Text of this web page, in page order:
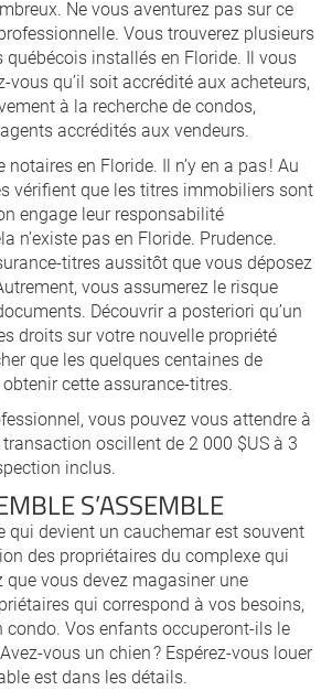
Ne vous aventurez pas sur ce
Vous trouverez plusieurs
installés en Floride. Il vous
vous qu’il soit accrédité aux acheteurs,
à la recherche de condos,
accrédités aux vendeurs.
notaires en Floride. Il n’y en a pas ! Au
vérifient que les titres immobiliers sont
engage leur responsabilité
n’existe pas en Floride. Prudence.
titres aussitôt que vous déposez
vous assumerez le risque
Découvrir a posteriori qu’un
droits sur votre nouvelle propriété
que les quelques centaines de
cette assurance-titres.
vous pouvez vous attendre à
oscillent de 2 000 $US à 3
inclus.
S’ASSEMBLE
qui devient un cauchemar est souvent
des propriétaires du complexe qui
que vous devez magasiner une
qui correspond à vos besoins,
condo. Vos enfants occuperont-ils le
vous un chien ? Espérez-vous louer
est dans les détails.